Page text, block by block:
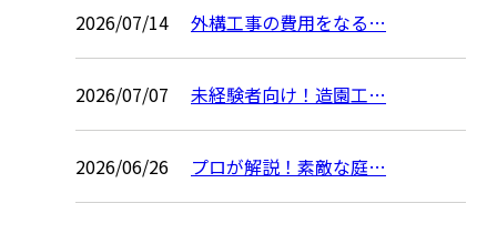
2026/07/14 外構工事の費用をなる…
2026/07/07 未経験者向け！造園工…
2026/06/26 プロが解説！素敵な庭…